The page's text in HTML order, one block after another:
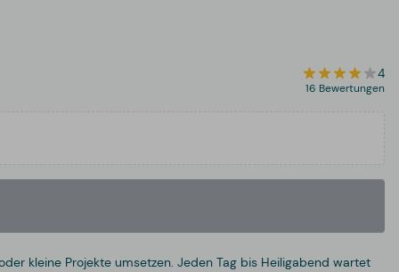
4
16 Bewertungen
kleine Projekte umsetzen. Jeden Tag bis Heiligabend wartet